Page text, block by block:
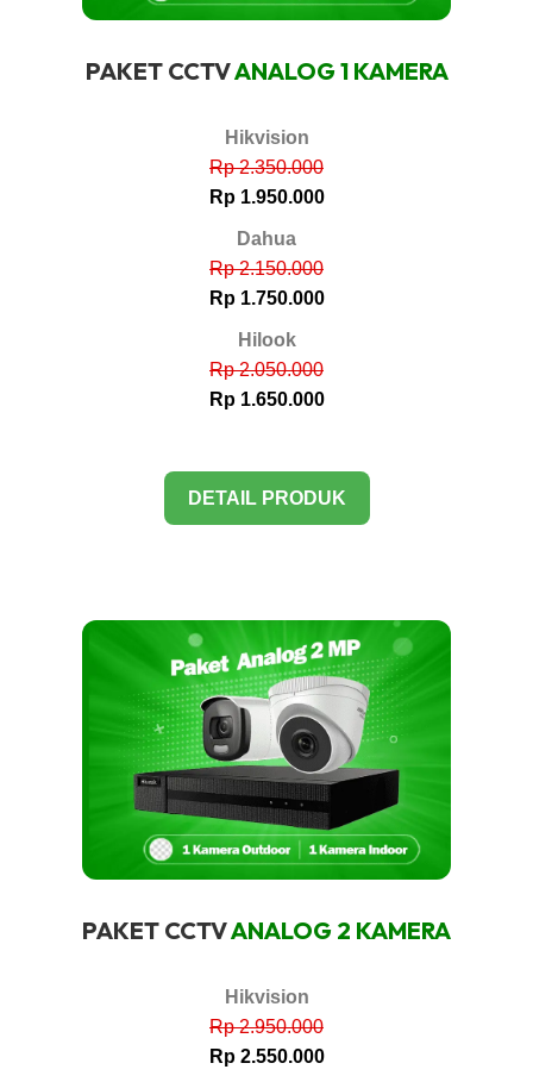
PAKET CCTVANALOG 1 KAMERA
Hikvision
Rp 2.350.000
Rp 1.950.000
Dahua
Rp 2.150.000
Rp 1.750.000
Hilook
Rp 2.050.000
Rp 1.650.000
DETAIL PRODUK
PAKET CCTVANALOG 2 KAMERA
Hikvision
Rp 2.950.000
Rp 2.550.000